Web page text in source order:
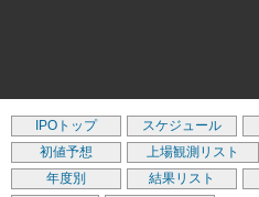
IPOトップ スケジュール
初値予想
上場観測リスト
年度別
結果リスト